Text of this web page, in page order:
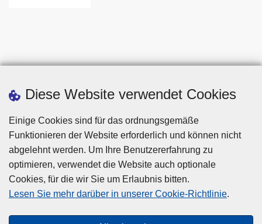
Diese Website verwendet Cookies
Einige Cookies sind für das ordnungsgemäße
Funktionieren der Website erforderlich und können nicht
abgelehnt werden. Um Ihre Benutzererfahrung zu
optimieren, verwendet die Website auch optionale
Cookies, für die wir Sie um Erlaubnis bitten.
Lesen Sie mehr darüber in unserer Cookie-Richtlinie.
Disclaimer
Privacy
Cookies